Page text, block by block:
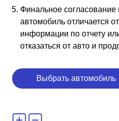
Финальное согласование
автомобиль отличается
информации по отчету
отказаться от авто и
Выбрать автомобиль